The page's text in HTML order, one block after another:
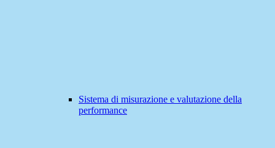
Sistema di misurazione e valutazione della
performance